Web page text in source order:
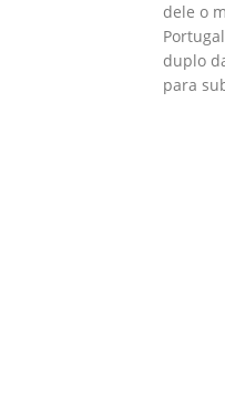
dele o
duplo
para